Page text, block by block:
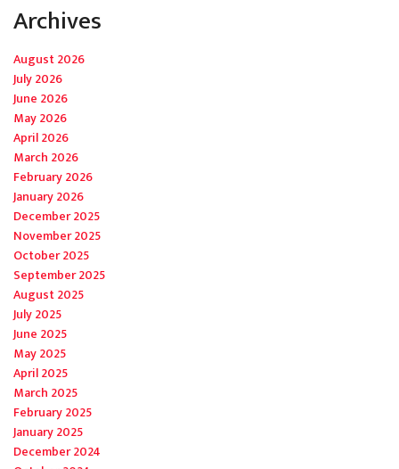
Archives
August 2026
July 2026
June 2026
May 2026
April 2026
March 2026
February 2026
January 2026
December 2025
November 2025
October 2025
September 2025
August 2025
July 2025
June 2025
May 2025
April 2025
March 2025
February 2025
January 2025
December 2024